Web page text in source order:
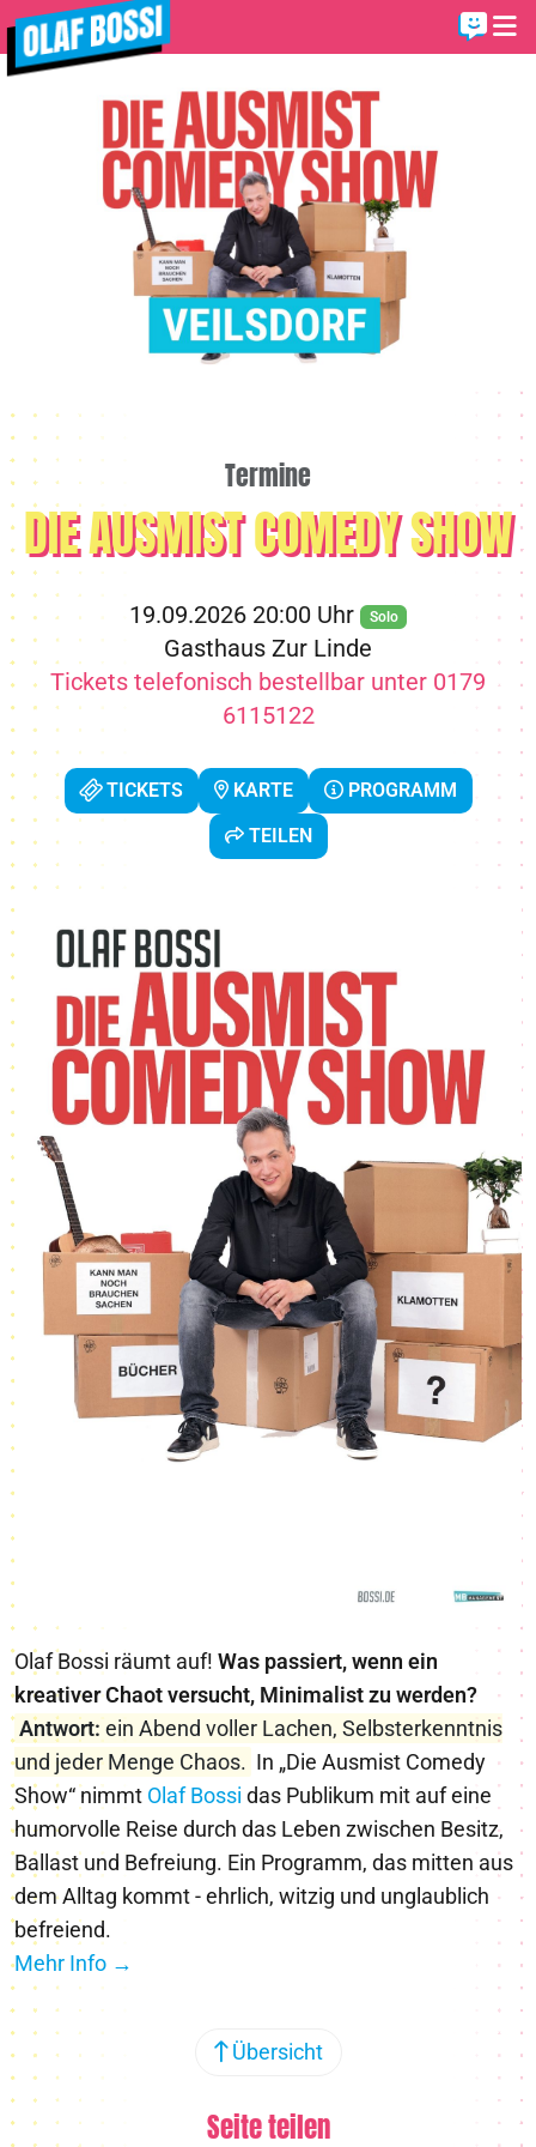
Termine
DIE AUSMIST COMEDY SHOW
19.09.2026 20:00 Uhr Solo
Gasthaus Zur Linde
Tickets telefonisch bestellbar unter 0179
6115122
TICKETS KARTE
PROGRAMM
TEILEN
Olaf Bossi räumt auf! Was passiert, wenn ein
kreativer Chaot versucht, Minimalist zu werden?
Antwort: ein Abend voller Lachen, Selbsterkenntnis
und jeder Menge Chaos. In „Die Ausmist Comedy
Show“ nimmt Olaf Bossi das Publikum mit auf eine
humorvolle Reise durch das Leben zwischen Besitz,
Ballast und Befreiung. Ein Programm, das mitten aus
dem Alltag kommt - ehrlich, witzig und unglaublich
befreiend.
Mehr Info →
Übersicht
Seite teilen